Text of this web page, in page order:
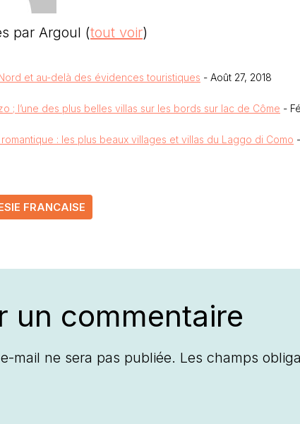
par Argoul (tout voir)
et au-delà des évidences touristiques - Août 27, 2018
; l’une des plus belles villas sur les bords sur lac de Côme -
: les plus beaux villages et villas du Laggo di Como
FRANCAISE
un commentaire
mail ne sera pas publiée. Les champs